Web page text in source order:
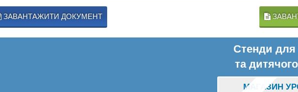
ЗАВАНТАЖИТИ ДОКУМЕНТ
Стенди
та
МАГАЗИН